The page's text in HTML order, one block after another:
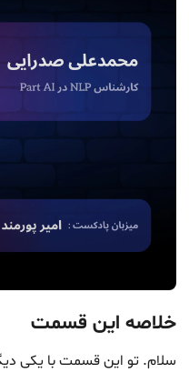
خلاصه این قسمت
سلام. تو این قسمت با یکی